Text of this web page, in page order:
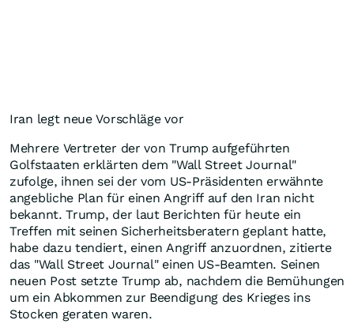
Iran legt neue Vorschläge vor
Mehrere Vertreter der von Trump aufgeführten
Golfstaaten erklärten dem "Wall Street Journal"
zufolge, ihnen sei der vom US-Präsidenten erwähnte
angebliche Plan für einen Angriff auf den Iran nicht
bekannt. Trump, der laut Berichten für heute ein
Treffen mit seinen Sicherheitsberatern geplant hatte,
habe dazu tendiert, einen Angriff anzuordnen, zitierte
das "Wall Street Journal" einen US-Beamten. Seinen
neuen Post setzte Trump ab, nachdem die Bemühungen
um ein Abkommen zur Beendigung des Krieges ins
Stocken geraten waren.